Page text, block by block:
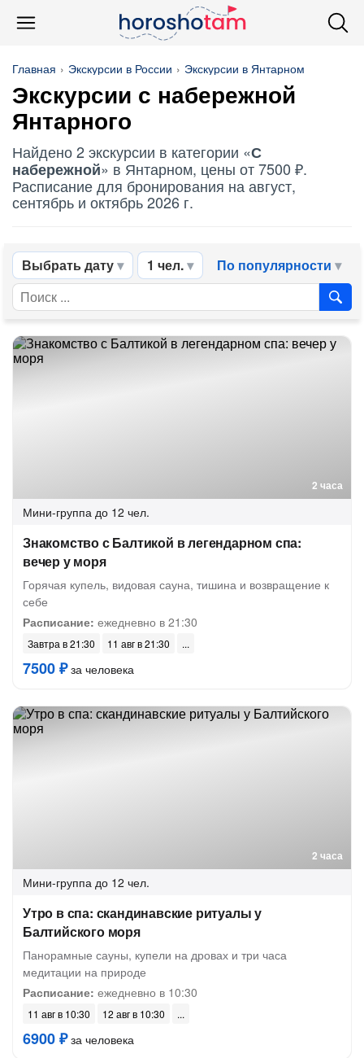
Главная Экскурсии в России Экскурсии в Янтарном
Экскурсии с набережной
Янтарного
Найдено 2 экскурсии в категории «С
набережной» в Янтарном, цены от 7500 ₽.
Расписание для бронирования на август,
сентябрь и октябрь 2026 г.
Выбрать дату 1 чел. По популярности
2 часа
Мини-группа до 12 чел.
Знакомство с Балтикой в легендарном спа:
вечер у моря
Горячая купель, видовая сауна, тишина и возвращение к
себе
Расписание: ежедневно в 21:30
Завтра в 21:30 11 авг в 21:30
7500 ₽за человека
2 часа
Мини-группа до 12 чел.
Утро в спа: скандинавские ритуалы у
Балтийского моря
Панорамные сауны, купели на дровах и три часа
медитации на природе
Расписание: ежедневно в 10:30
11 авг в 10:30 12 авг в 10:30
6900 ₽за человека